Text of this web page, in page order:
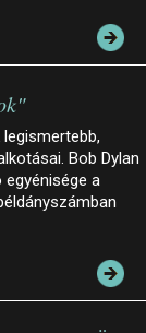
Bob Dylan
a